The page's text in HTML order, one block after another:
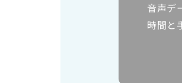
音声デ
時間と